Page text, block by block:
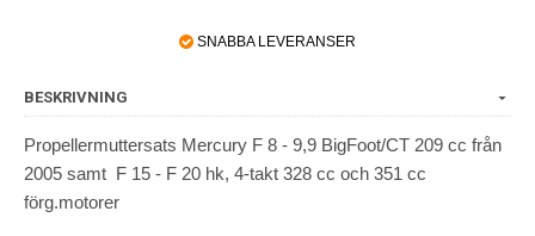
SNABBA LEVERANSER
BESKRIVNING
Propellermuttersats Mercury F 8 - 9,9 BigFoot/CT 209 cc från
2005 samt F 15 - F 20 hk, 4-takt 328 cc och 351 cc
förg.motorer